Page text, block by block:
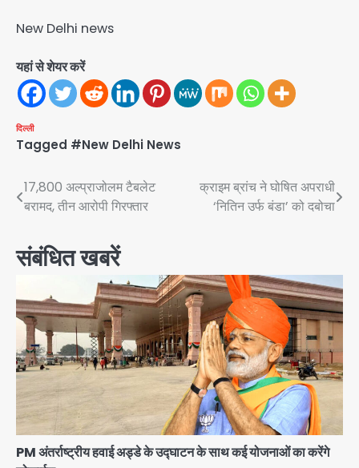
New Delhi news
यहां से शेयर करें
दिल्ली
Tagged #New Delhi News
Post
navigation
17,800 अल्प्राजोलम टैबलेट
बरामद, तीन आरोपी गिरफ्तार
क्राइम ब्रांच ने घोषित अपराधी
‘नितिन उर्फ बंडा’ को दबोचा
संबंधित खबरें
PM अंतर्राष्ट्रीय हवाई अड्डे के उद्घाटन के साथ कई योजनाओं का करेंगे